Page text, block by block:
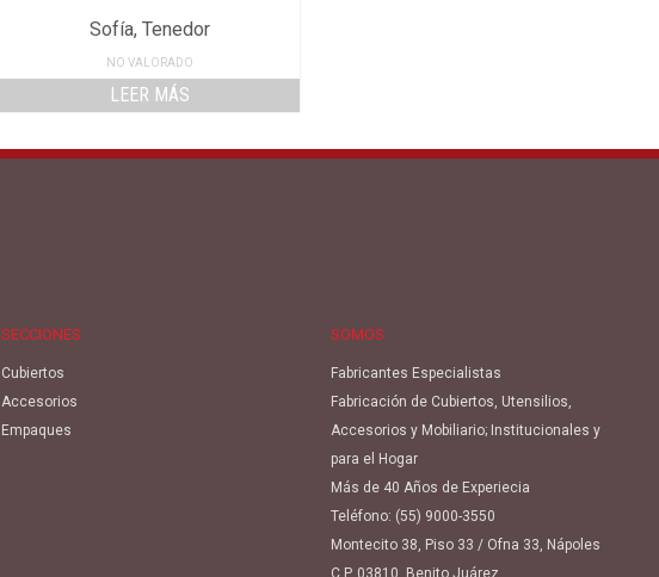
Sofía, Tenedor
NO VALORADO
LEER MÁS
SECCIONES
Cubiertos
Accesorios
Empaques
SOMOS
Fabricantes Especialistas
Fabricación de Cubiertos, Utensilios,
Accesorios y Mobiliario; Institucionales y
para el Hogar
Más de 40 Años de Experiecia
Teléfono: (55) 9000-3550
Montecito 38, Piso 33 / Ofna 33, Nápoles
C.P. 03810, Benito Juárez